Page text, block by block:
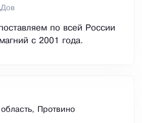
по всей России
с 2001 года.
Протвино